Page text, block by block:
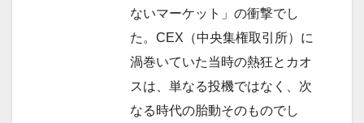
ないマーケット」の衝撃でし
た。CEX（中央集権取引所）に
渦巻いていた当時の熱狂とカオ
スは、単なる投機ではなく、次
なる時代の胎動そのものでし